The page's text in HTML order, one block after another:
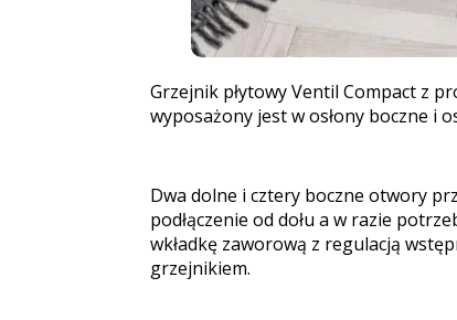
Grzejnik płytowy Ventil Compact z
wyposażony jest w osłony boczne i
Dwa dolne i cztery boczne otwory
podłączenie od dołu a w razie
wkładkę zaworową z regulacją
grzejnikiem.